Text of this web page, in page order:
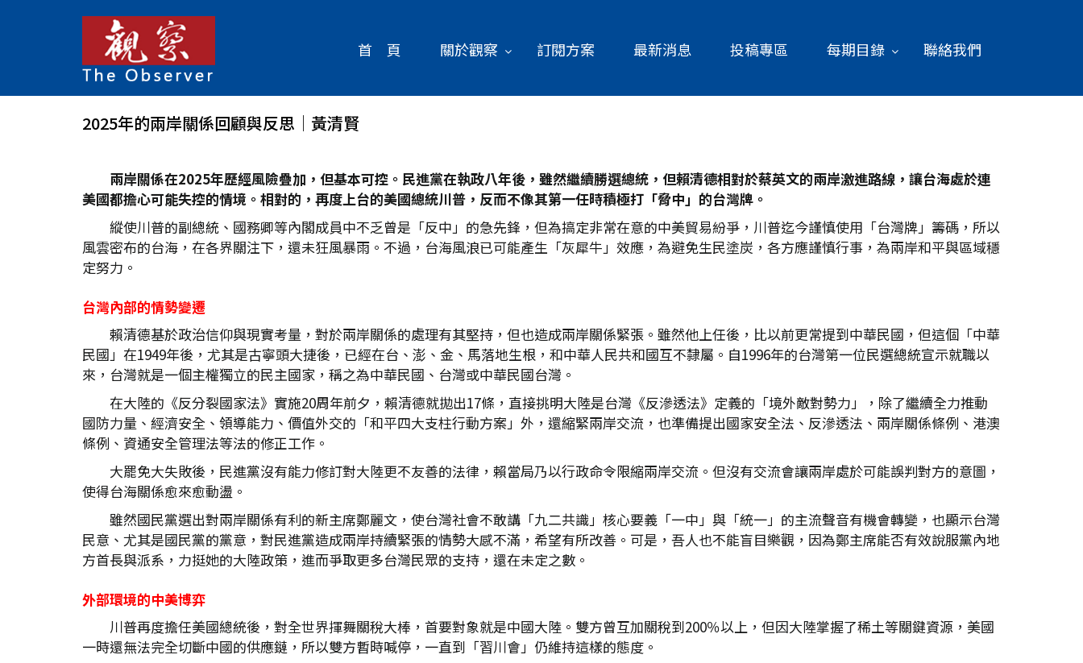
首 頁 關於觀察 訂閱方案 最新消息 投稿專區 每期目錄 聯絡我們
2025年的兩岸關係回顧與反思│黃清賢
兩岸關係在2025年歷經風險疊加，但基本可控。民進黨在執政八年後，雖然繼續勝選總統，但賴清德相對於蔡英文的兩岸激進路線，讓台海處於連
美國都擔心可能失控的情境。相對的，再度上台的美國總統川普，反而不像其第一任時積極打「脅中」的台灣牌。
縱使川普的副總統、國務卿等內閣成員中不乏曾是「反中」的急先鋒，但為搞定非常在意的中美貿易紛爭，川普迄今謹慎使用「台灣牌」籌碼，所以
風雲密布的台海，在各界關注下，還未狂風暴雨。不過，台海風浪已可能產生「灰犀牛」效應，為避免生民塗炭，各方應謹慎行事，為兩岸和平與區域穩
定努力。
台灣內部的情勢變遷
賴清德基於政治信仰與現實考量，對於兩岸關係的處理有其堅持，但也造成兩岸關係緊張。雖然他上任後，比以前更常提到中華民國，但這個「中華
民國」在1949年後，尤其是古寧頭大捷後，已經在台、澎、金、馬落地生根，和中華人民共和國互不隸屬。自1996年的台灣第一位民選總統宣示就職以
來，台灣就是一個主權獨立的民主國家，稱之為中華民國、台灣或中華民國台灣。
在大陸的《反分裂國家法》實施20周年前夕，賴清德就拋出17條，直接挑明大陸是台灣《反滲透法》定義的「境外敵對勢力」，除了繼續全力推動
國防力量、經濟安全、領導能力、價值外交的「和平四大支柱行動方案」外，還縮緊兩岸交流，也準備提出國家安全法、反滲透法、兩岸關係條例、港澳
條例、資通安全管理法等法的修正工作。
大罷免大失敗後，民進黨沒有能力修訂對大陸更不友善的法律，賴當局乃以行政命令限縮兩岸交流。但沒有交流會讓兩岸處於可能誤判對方的意圖，
使得台海關係愈來愈動盪。
雖然國民黨選出對兩岸關係有利的新主席鄭麗文，使台灣社會不敢講「九二共識」核心要義「一中」與「統一」的主流聲音有機會轉變，也顯示台灣
民意、尤其是國民黨的黨意，對民進黨造成兩岸持續緊張的情勢大感不滿，希望有所改善。可是，吾人也不能盲目樂觀，因為鄭主席能否有效說服黨內地
方首長與派系，力挺她的大陸政策，進而爭取更多台灣民眾的支持，還在未定之數。
外部環境的中美博弈
川普再度擔任美國總統後，對全世界揮舞關稅大棒，首要對象就是中國大陸。雙方曾互加關稅到200％以上，但因大陸掌握了稀土等關鍵資源，美國
一時還無法完全切斷中國的供應鏈，所以雙方暫時喊停，一直到「習川會」仍維持這樣的態度。